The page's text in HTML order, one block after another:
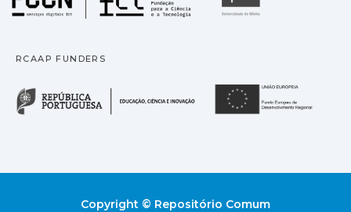
RCAAP FUNDERS
República Portuguesa
Copyright © Repositório Comum